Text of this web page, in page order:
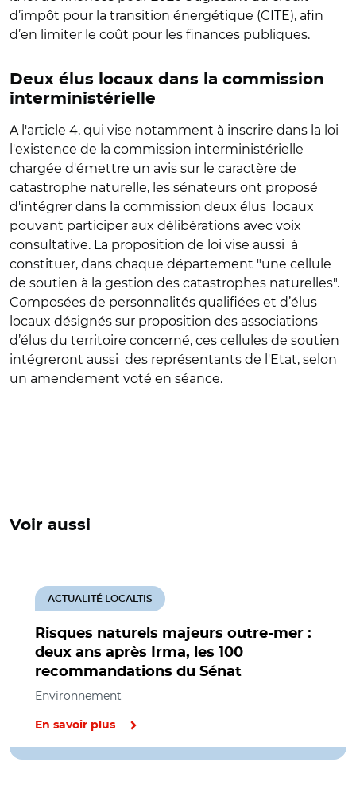
d’impôt pour la transition énergétique (CITE), afin
d’en limiter le coût pour les finances publiques.
Deux élus locaux dans la commission
interministérielle
A l'article 4, qui vise notamment à inscrire dans la loi
l'existence de la commission interministérielle
chargée d'émettre un avis sur le caractère de
catastrophe naturelle, les sénateurs ont proposé
d'intégrer dans la commission deux élus locaux
pouvant participer aux délibérations avec voix
consultative. La proposition de loi vise aussi à
constituer, dans chaque département "une cellule
de soutien à la gestion des catastrophes naturelles".
Composées de personnalités qualifiées et d’élus
locaux désignés sur proposition des associations
d’élus du territoire concerné, ces cellules de soutien
intégreront aussi des représentants de l'Etat, selon
un amendement voté en séance.
Voir aussi
Risques naturels majeurs outre-mer :
deux ans après Irma, les 100
recommandations du Sénat
ACTUALITÉ LOCALTIS
Environnement
En savoir plus